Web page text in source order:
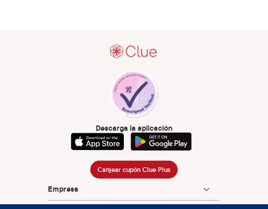
Descarga la aplicación
Canjear cupón Clue Plus
Empresa